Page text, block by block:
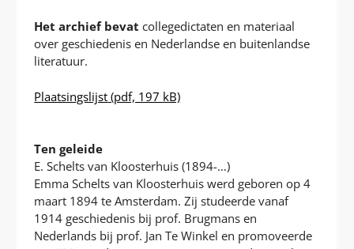
Het archief bevat collegedictaten en materiaal
over geschiedenis en Nederlandse en buitenlandse
literatuur.
Plaatsingslijst (pdf, 197 kB)
Ten geleide
E. Schelts van Kloosterhuis (1894-…)
Emma Schelts van Kloosterhuis werd geboren op 4
maart 1894 te Amsterdam. Zij studeerde vanaf
1914 geschiedenis bij prof. Brugmans en
Nederlands bij prof. Jan Te Winkel en promoveerde